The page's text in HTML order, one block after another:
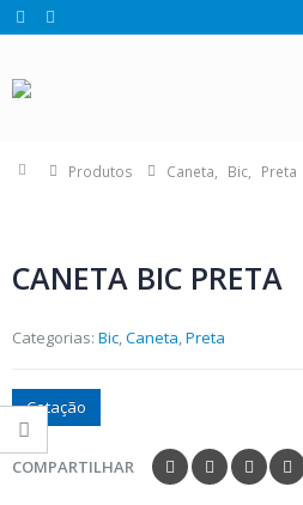
Produtos Caneta Bic Preta
CANETA BIC PRETA
Categorias: Bic,Caneta,Preta
Cotação
COMPARTILHAR